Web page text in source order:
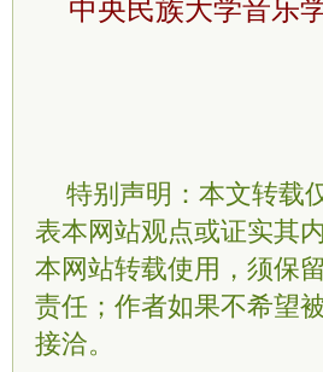
中央民族大学音乐
特别声明：本文转载
表本网站观点或证实其
本网站转载使用，须保
责任；作者如果不希望
接洽。